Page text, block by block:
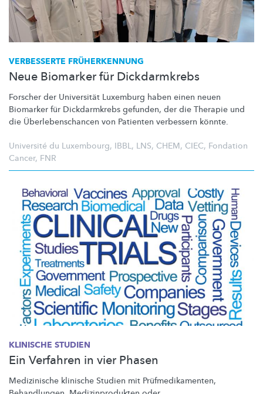
VERBESSERTE FRÜHERKENNUNG
Neue Biomarker für Dickdarmkrebs
Forscher der Universität Luxemburg haben einen neuen
Biomarker für Dickdarmkrebs gefunden, der die Therapie und
die Überlebenschancen von Patienten verbessern könnte.
Université du Luxembourg, IBBL, LNS, CHEM, CIEC, Fondation
Cancer, FNR
KLINISCHE STUDIEN
Ein Verfahren in vier Phasen
Medizinische klinische Studien mit Prüfmedikamenten,